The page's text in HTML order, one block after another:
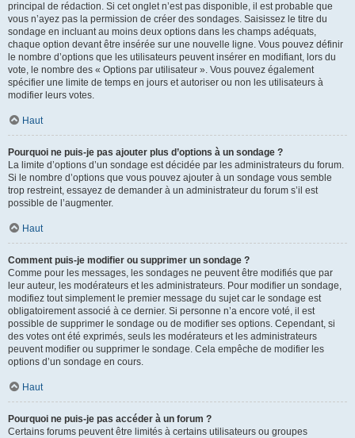
principal de rédaction. Si cet onglet n’est pas disponible, il est probable que
vous n’ayez pas la permission de créer des sondages. Saisissez le titre du
sondage en incluant au moins deux options dans les champs adéquats,
chaque option devant être insérée sur une nouvelle ligne. Vous pouvez définir
le nombre d’options que les utilisateurs peuvent insérer en modifiant, lors du
vote, le nombre des « Options par utilisateur ». Vous pouvez également
spécifier une limite de temps en jours et autoriser ou non les utilisateurs à
modifier leurs votes.
Haut
Pourquoi ne puis-je pas ajouter plus d’options à un sondage ?
La limite d’options d’un sondage est décidée par les administrateurs du forum.
Si le nombre d’options que vous pouvez ajouter à un sondage vous semble
trop restreint, essayez de demander à un administrateur du forum s’il est
possible de l’augmenter.
Haut
Comment puis-je modifier ou supprimer un sondage ?
Comme pour les messages, les sondages ne peuvent être modifiés que par
leur auteur, les modérateurs et les administrateurs. Pour modifier un sondage,
modifiez tout simplement le premier message du sujet car le sondage est
obligatoirement associé à ce dernier. Si personne n’a encore voté, il est
possible de supprimer le sondage ou de modifier ses options. Cependant, si
des votes ont été exprimés, seuls les modérateurs et les administrateurs
peuvent modifier ou supprimer le sondage. Cela empêche de modifier les
options d’un sondage en cours.
Haut
Pourquoi ne puis-je pas accéder à un forum ?
Certains forums peuvent être limités à certains utilisateurs ou groupes